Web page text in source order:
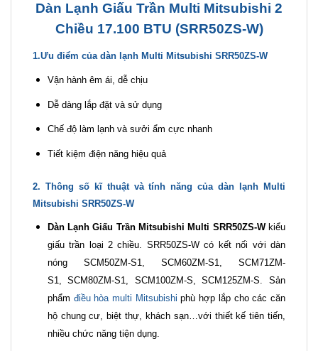
Dàn Lạnh Giấu Trần Multi Mitsubishi 2
Chiều 17.100 BTU (SRR50ZS-W)
1.Ưu điểm của dàn lạnh Multi Mitsubishi SRR50ZS-W
Vận hành êm ái, dễ chịu
Dễ dàng lắp đặt và sử dụng
Chế độ làm lạnh và sưởi ẩm cực nhanh
Tiết kiệm điện năng hiệu quả
2. Thông số kĩ thuật và tính năng của dàn lạnh Multi
Mitsubishi SRR50ZS-W
Dàn Lạnh Giấu Trần Mitsubishi Multi SRR50ZS-Wkiểu
giấu trần loại 2 chiều. SRR50ZS-W có kết nối với dàn
nóng SCM50ZM-S1, SCM60ZM-S1, SCM71ZM-
S1, SCM80ZM-S1, SCM100ZM-S, SCM125ZM-S. Sản
phẩm điều hòa multi Mitsubishi phù hợp lắp cho các căn
hộ chung cư, biệt thự, khách sạn…với thiết kế tiên tiến,
nhiều chức năng tiện dụng.